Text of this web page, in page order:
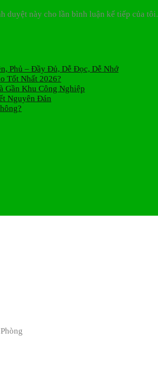
duyệt này cho lần bình luận kế tiếp của tôi.
Phủ – Đầy Đủ, Dễ Đọc, Dễ Nhớ
Tốt Nhất 2026?
Gần Khu Công Nghiệp
Nguyên Đán